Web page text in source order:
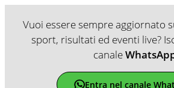
Vuoi essere sempre aggiornato
sport, risultati ed eventi live?
canale
Entra nel canale